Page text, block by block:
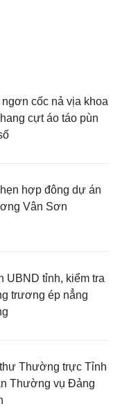
cốc nả vịa khoa
cựt áo táo pùn
hợp đông dự án
Vân Sơn
UBND tỉnh, kiểm tra
trương ép nẳng
Thường trực Tỉnh
Thường vụ Đảng